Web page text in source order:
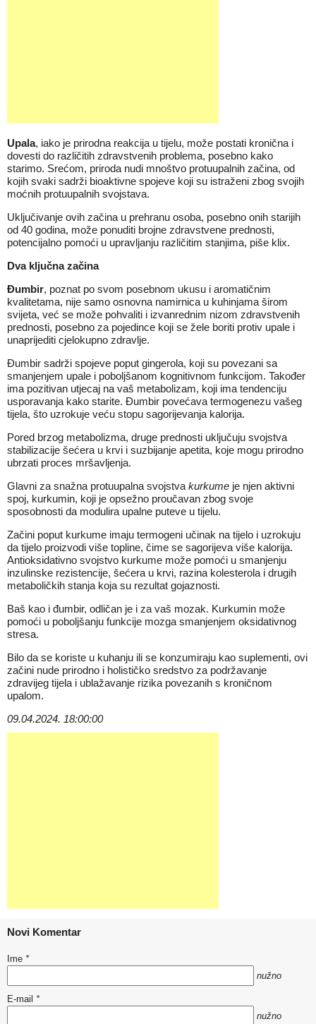
Upala, iako je prirodna reakcija u tijelu, može postati kronična i
dovesti do različitih zdravstvenih problema, posebno kako
starimo. Srećom, priroda nudi mnoštvo protuupalnih začina, od
kojih svaki sadrži bioaktivne spojeve koji su istraženi zbog svojih
moćnih protuupalnih svojstava.
Uključivanje ovih začina u prehranu osoba, posebno onih starijih
od 40 godina, može ponuditi brojne zdravstvene prednosti,
potencijalno pomoći u upravljanju različitim stanjima, piše klix.
Dva ključna začina
Đumbir, poznat po svom posebnom ukusu i aromatičnim
kvalitetama, nije samo osnovna namirnica u kuhinjama širom
svijeta, već se može pohvaliti i izvanrednim nizom zdravstvenih
prednosti, posebno za pojedince koji se žele boriti protiv upale i
unaprijediti cjelokupno zdravlje.
Đumbir sadrži spojeve poput gingerola, koji su povezani sa
smanjenjem upale i poboljšanom kognitivnom funkcijom. Također
ima pozitivan utjecaj na vaš metabolizam, koji ima tendenciju
usporavanja kako starite. Đumbir povećava termogenezu vašeg
tijela, što uzrokuje veću stopu sagorijevanja kalorija.
Pored brzog metabolizma, druge prednosti uključuju svojstva
stabilizacije šećera u krvi i suzbijanje apetita, koje mogu prirodno
ubrzati proces mršavljenja.
Glavni za snažna protuupalna svojstva kurkume je njen aktivni
spoj, kurkumin, koji je opsežno proučavan zbog svoje
sposobnosti da modulira upalne puteve u tijelu.
Začini poput kurkume imaju termogeni učinak na tijelo i uzrokuju
da tijelo proizvodi više topline, čime se sagorijeva više kalorija.
Antioksidativno svojstvo kurkume može pomoći u smanjenju
inzulinske rezistencije, šećera u krvi, razina kolesterola i drugih
metaboličkih stanja koja su rezultat gojaznosti.
Baš kao i đumbir, odličan je i za vaš mozak. Kurkumin može
pomoći u poboljšanju funkcije mozga smanjenjem oksidativnog
stresa.
Bilo da se koriste u kuhanju ili se konzumiraju kao suplementi, ovi
začini nude prirodno i holističko sredstvo za podržavanje
zdravijeg tijela i ublažavanje rizika povezanih s kroničnom
upalom.
09.04.2024. 18:00:00
Novi Komentar
Ime *
nužno
E-mail *
nužno